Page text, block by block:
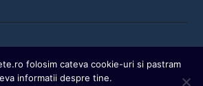
folosim cateva cookie-uri si pastram
informatii despre tine.